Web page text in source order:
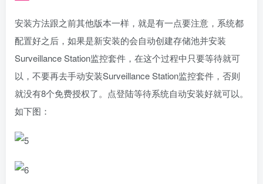
安装方法跟之前其他版本一样，就是有一点要注意，系统都
配置好之后，如果是新安装的会自动创建存储池并安装
Surveillance Station监控套件，在这个过程中只要等待就可
以，不要再去手动安装Surveillance Station监控套件，否则
就没有8个免费授权了。点登陆等待系统自动安装好就可以。
如下图：